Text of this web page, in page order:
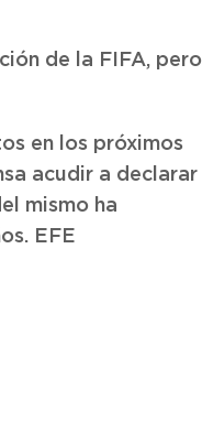
de la FIFA, pero
en los próximos
acudir a declarar
mismo ha
EFE